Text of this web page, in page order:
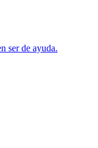
ser de ayuda.